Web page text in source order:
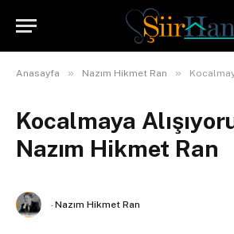
Anasayfa » Nazım Hikmet Ran » Kocalmaya
Kocalmaya
Nazım Hikmet Ran
-Nazım Hikmet Ran